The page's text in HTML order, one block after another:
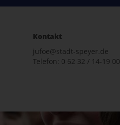
Kontakt
jufoe@stadt-speyer.de
Telefon: 0 62 32 / 14-19 00